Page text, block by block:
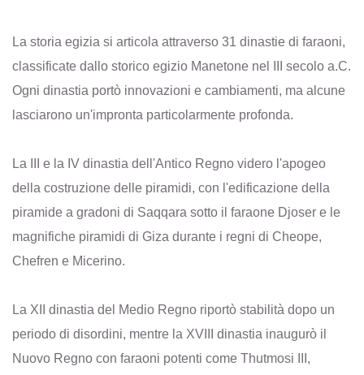
La storia egizia si articola attraverso 31 dinastie di faraoni,
classificate dallo storico egizio Manetone nel III secolo a.C.
Ogni dinastia portò innovazioni e cambiamenti, ma alcune
lasciarono un'impronta particolarmente profonda.
La III e la IV dinastia dell'Antico Regno videro l'apogeo
della costruzione delle piramidi, con l'edificazione della
piramide a gradoni di Saqqara sotto il faraone Djoser e le
magnifiche piramidi di Giza durante i regni di Cheope,
Chefren e Micerino.
La XII dinastia del Medio Regno riportò stabilità dopo un
periodo di disordini, mentre la XVIII dinastia inaugurò il
Nuovo Regno con faraoni potenti come Thutmosi III,